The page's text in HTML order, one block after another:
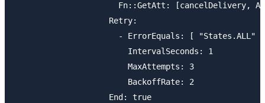
Fn::GetAtt: [cancelDelivery,
                    Retry:
                      - ErrorEquals: [ "States.ALL" ]
                        IntervalSeconds: 1
                        MaxAttempts: 3
                        BackoffRate: 2
                    End: true